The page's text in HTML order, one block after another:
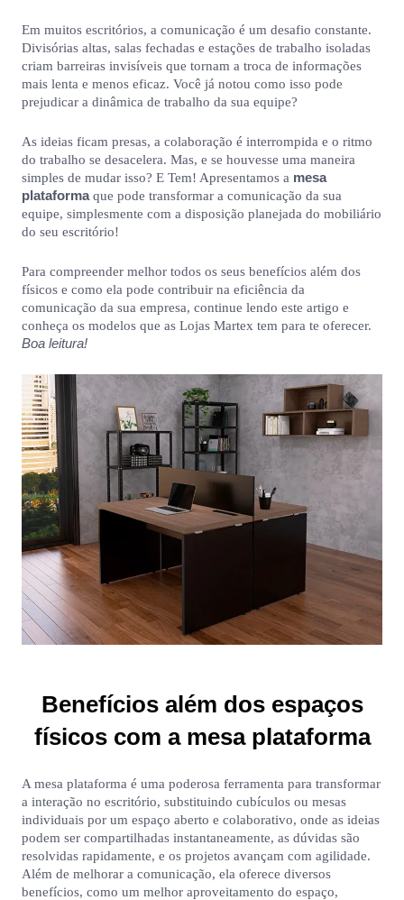
Em muitos escritórios, a comunicação é um desafio constante.
Divisórias altas, salas fechadas e estações de trabalho isoladas
criam barreiras invisíveis que tornam a troca de informações
mais lenta e menos eficaz. Você já notou como isso pode
prejudicar a dinâmica de trabalho da sua equipe?
As ideias ficam presas, a colaboração é interrompida e o ritmo
do trabalho se desacelera. Mas, e se houvesse uma maneira
simples de mudar isso? E Tem! Apresentamos a mesa
plataformaque pode transformar a comunicação da sua
equipe, simplesmente com a disposição planejada do mobiliário
do seu escritório!
Para compreender melhor todos os seus benefícios além dos
físicos e como ela pode contribuir na eficiência da
comunicação da sua empresa, continue lendo este artigo e
conheça os modelos que as Lojas Martex tem para te oferecer.
Boa leitura!
Benefícios além dos espaços
físicos com a mesa plataforma
A mesa plataforma é uma poderosa ferramenta para transformar
a interação no escritório, substituindo cubículos ou mesas
individuais por um espaço aberto e colaborativo, onde as ideias
podem ser compartilhadas instantaneamente, as dúvidas são
resolvidas rapidamente, e os projetos avançam com agilidade.
Além de melhorar a comunicação, ela oferece diversos
benefícios, como um melhor aproveitamento do espaço,